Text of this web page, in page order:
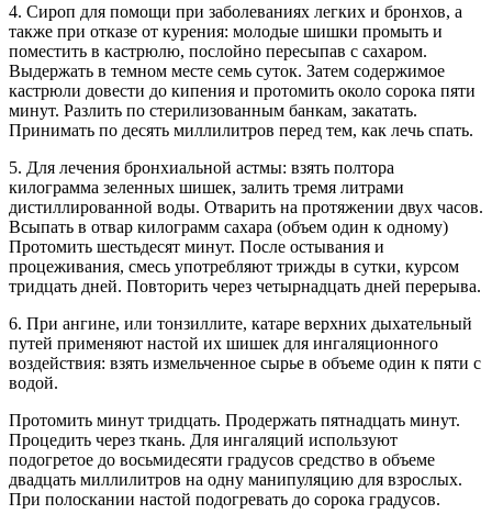
4. Сироп для помощи при заболеваниях легких и бронхов, а
также при отказе от курения: молодые шишки промыть и
поместить в кастрюлю, послойно пересыпав с сахаром.
Выдержать в темном месте семь суток. Затем содержимое
кастрюли довести до кипения и протомить около сорока пяти
минут. Разлить по стерилизованным банкам, закатать.
Принимать по десять миллилитров перед тем, как лечь спать.
5. Для лечения бронхиальной астмы: взять полтора
килограмма зеленных шишек, залить тремя литрами
дистиллированной воды. Отварить на протяжении двух часов.
Всыпать в отвар килограмм сахара (объем один к одному)
Протомить шестьдесят минут. После остывания и
процеживания, смесь употребляют трижды в сутки, курсом
тридцать дней. Повторить через четырнадцать дней перерыва.
6. При ангине, или тонзиллите, катаре верхних дыхательный
путей применяют настой их шишек для ингаляционного
воздействия: взять измельченное сырье в объеме один к пяти с
водой.
Протомить минут тридцать. Продержать пятнадцать минут.
Процедить через ткань. Для ингаляций используют
подогретое до восьмидесяти градусов средство в объеме
двадцать миллилитров на одну манипуляцию для взрослых.
При полоскании настой подогревать до сорока градусов.